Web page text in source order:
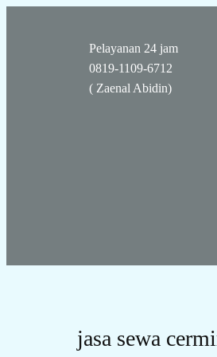
Pelayanan 24 jam
0819-1109-6712
( Zaenal Abidin)
jasa sewa